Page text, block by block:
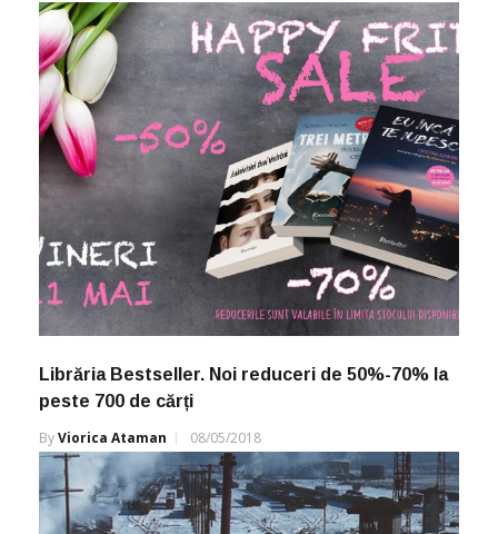
Librăria Bestseller. Noi reduceri de 50%-70% la
peste 700 de cărți
ByViorica Ataman 08/05/2018